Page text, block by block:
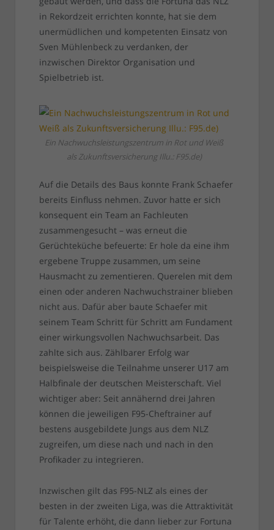
in Rekordzeit errichten konnte, hat sie dem
unermüdlichen und kompetenten Einsatz von
Sven Mühlenbeck zu verdanken, der
inzwischen Direktor Organisation und
Spielbetrieb ist.
Ein Nachwuchsleistungszentrum in Rot und Weiß
als Zukunftsversicherung Illu.: F95.de)
Auf die Details des Baus konnte Frank Schaefer
bereits Einfluss nehmen. Zuvor hatte er sich
konsequent ein Team an Fachleuten
zusammengesucht – was erneut die
Gerüchteküche befeuerte: Er hole da eine ihm
ergebene Truppe zusammen, um seine
Hausmacht zu zementieren. Querelen mit dem
einen oder anderen Nachwuchstrainer blieben
nicht aus. Dafür aber baute Schaefer mit
seinem Team Schritt für Schritt am Fundament
einer wirkungsvollen Nachwuchsarbeit. Das
zahlte sich aus. Zählbarer Erfolg war
beispielsweise die Teilnahme unserer U17 am
Halbfinale der deutschen Meisterschaft. Viel
wichtiger aber: Seit annähernd drei Jahren
können die jeweiligen F95-Cheftrainer auf
bestens ausgebildete Jungs aus dem NLZ
zugreifen, um diese nach und nach in den
Profikader zu integrieren.
Inzwischen gilt das F95-NLZ als eines der
besten in der zweiten Liga, was die Attraktivität
für Talente erhöht, die dann lieber zur Fortuna